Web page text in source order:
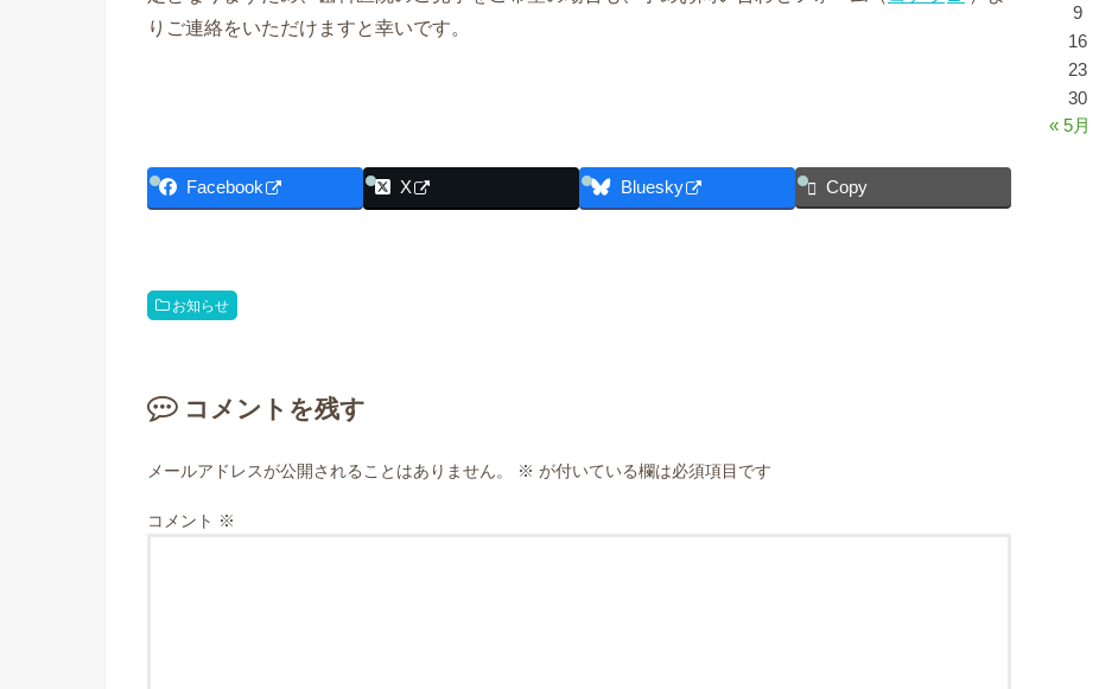
りご連絡をいただけますと幸いです。
Facebook X Bluesky Copy
お知らせ
コメントを残す
メールアドレスが公開されることはありません。 ※ が付いている欄は必須項目です
コメント ※
9
16
23
30
« 5月